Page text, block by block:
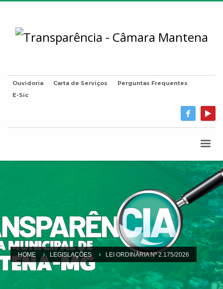
Ouvidoria Carta de Serviços
Perguntas Frequentes
E-Sic
HOME LEGISLAÇÕES LEI ORDINÁRIA Nº 2.175/2026